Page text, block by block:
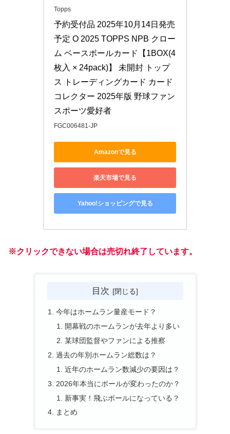
Topps
予約受付品 2025年10月14日発売
予定 O 2025 TOPPS NPB クロー
ム ベースボールカード【1BOX(4
枚入 × 24pack)】 未開封 トップ
ス トレーディングカード カード
コレクター 2025年版 野球ファン
スポーツ愛好者
FGC006481-JP
Amazonで見る
楽天市場で見る
Yahoo!ショッピングで見る
※クリックできない場合は売切れ終了しています。
目次
今年はホームラン量産モード？
開幕戦のホームランが去年より多い
某球団監督やファンによる推察
過去の年別ホームラン総数は？
近年のホームラン数減少の要因は？
2026年本当にボールが変わったのか？
新事実！飛ぶボールになっている？
まとめ